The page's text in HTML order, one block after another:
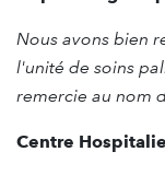
Nous avons bien
l'unité de soins
remercie au nom
Centre